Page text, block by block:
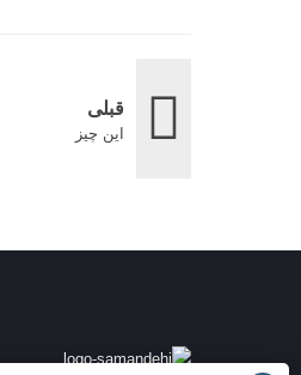
قبلی
این چیز